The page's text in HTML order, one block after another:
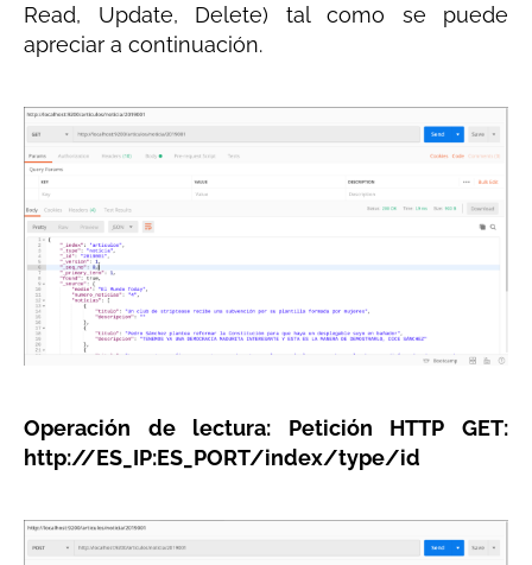
Read, Update, Delete) tal como se puede
apreciar a continuación.
Operación de lectura: Petición HTTP GET:
http://ES_IP:ES_PORT/index/type/id